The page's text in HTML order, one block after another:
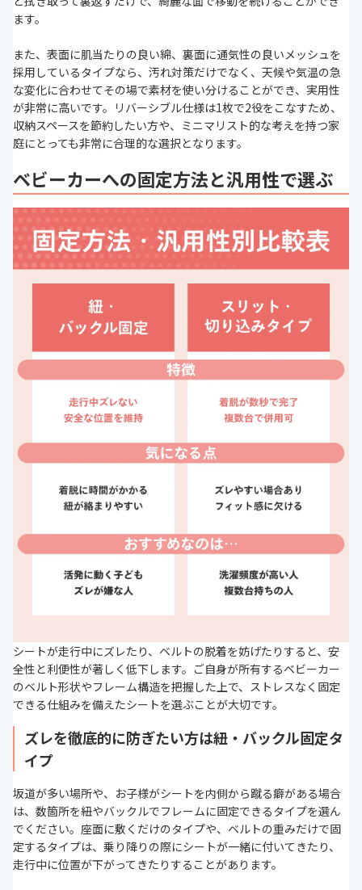
ます。
また、表面に肌当たりの良い綿、裏面に通気性の良いメッシュを
採用しているタイプなら、汚れ対策だけでなく、天候や気温の急
な変化に合わせてその場で素材を使い分けることができ、実用性
が非常に高いです。リバーシブル仕様は1枚で2役をこなすため、
収納スペースを節約したい方や、ミニマリスト的な考えを持つ家
庭にとっても非常に合理的な選択となります。
ベビーカーへの固定方法と汎用性で選ぶ
シートが走行中にズレたり、ベルトの脱着を妨げたりすると、安
全性と利便性が著しく低下します。ご自身が所有するベビーカー
のベルト形状やフレーム構造を把握した上で、ストレスなく固定
できる仕組みを備えたシートを選ぶことが大切です。
ズレを徹底的に防ぎたい方は紐・バックル固定タ
イプ
坂道が多い場所や、お子様がシートを内側から蹴る癖がある場合
は、数箇所を紐やバックルでフレームに固定できるタイプを選ん
でください。座面に敷くだけのタイプや、ベルトの重みだけで固
定するタイプは、乗り降りの際にシートが一緒に付いてきたり、
走行中に位置が下がってきたりすることがあります。